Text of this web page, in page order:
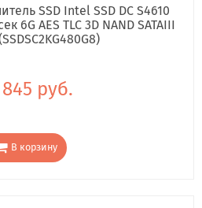
SSD Intel SSD DC S4610
6G AES TLC 3D NAND SATAIII
845 руб.
В корзину